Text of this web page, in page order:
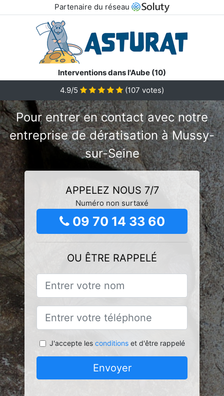
Partenaire du réseau
Interventions dans l'Aube (10)
4.9/5
(107 votes)
Pour entrer en contact avec notre
entreprise de dératisation à Mussy-
sur-Seine
APPELEZ NOUS 7/7
Numéro non surtaxé
09 70 14 33 60
OU ÊTRE RAPPELÉ
J'accepte les conditionset d'être rappelé
Envoyer